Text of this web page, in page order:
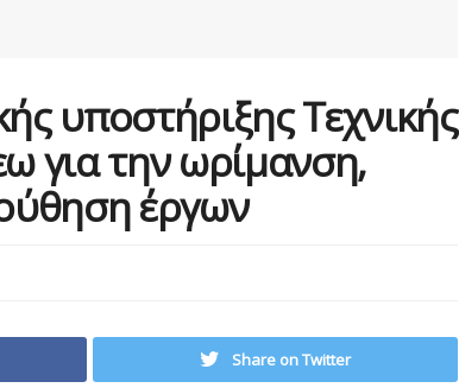
υποστήριξης Τεχνικής
για την ωρίμανση,
έργων
Share on Twitter